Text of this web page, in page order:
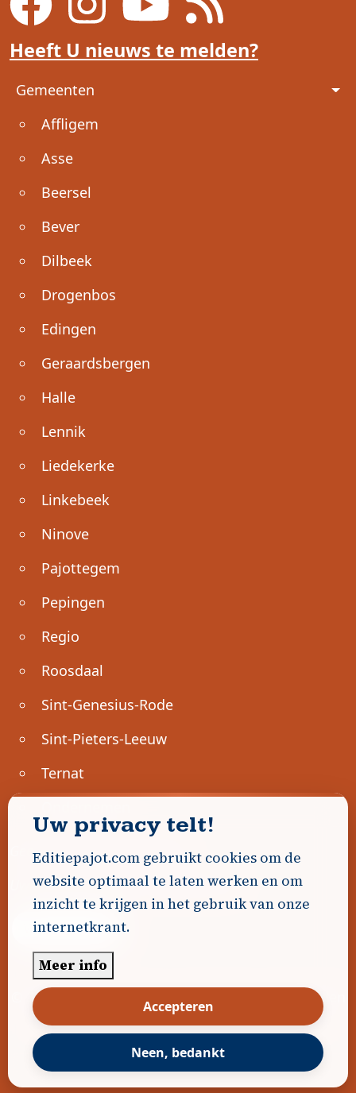
Heeft U nieuws te melden?
Voet
Gemeenten
Affligem
Asse
Beersel
Bever
Dilbeek
Drogenbos
Edingen
Geraardsbergen
Halle
Lennik
Liedekerke
Linkebeek
Ninove
Pajottegem
Pepingen
Regio
Roosdaal
Sint-Genesius-Rode
Sint-Pieters-Leeuw
Ternat
Geen advertenties gevonden.
Uw advertentie hier? Contacteer ons!
Word Partner!
© 2026 Editiepajot.com
Algemene voorwaarden
|Disclaimer Privacybeleid Cookiebeleid|
Gerealiseerd doorDavidHosse.net
Uw privacy telt!
Editiepajot.com gebruikt cookies om de
website optimaal te laten werken en om
inzicht te krijgen in het gebruik van onze
internetkrant.
Meer info
Accepteren
Neen, bedankt